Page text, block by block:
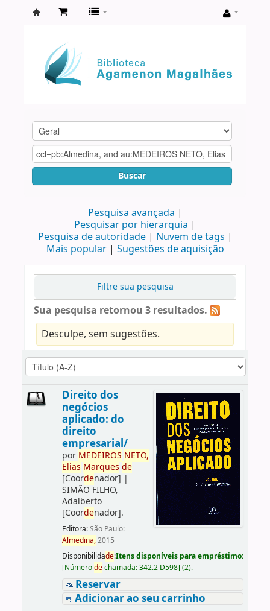
Agamenon
Magalhães
Buscar
Pesquisa avançada
Pesquisar por hierarquia
Pesquisa de autoridade
Nuvem de tags
Mais popular
Sugestões de aquisição
Filtre sua pesquisa
Sua pesquisa retornou 3 resultados.
Desculpe, sem sugestões.
Direito dos
negócios
aplicado: do
direito
empresarial/
por MEDEIROS NETO,
Elias Marques de
[Coordenador] |
SIMÃO FILHO,
Adalberto
[Coordenador].
Editora:São Paulo:
Almedina,2015
Disponibilidade:Itens disponíveis para empréstimo:
[Númerodechamada:342.2 D598] (2).
Reservar
Adicionar ao seu carrinho